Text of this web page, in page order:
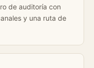
de auditoría con
y una ruta de